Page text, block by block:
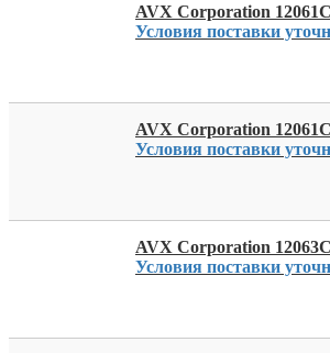
AVX Corporation
Условия поставки
AVX Corporation
Условия поставки
AVX Corporation
Условия поставки